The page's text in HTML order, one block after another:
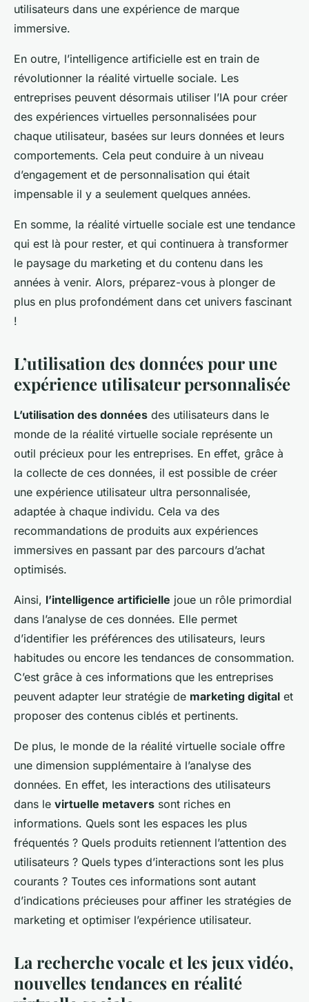
utilisateurs dans une expérience de marque
immersive.
En outre, l’intelligence artificielle est en train de
révolutionner la réalité virtuelle sociale. Les
entreprises peuvent désormais utiliser l’IA pour créer
des expériences virtuelles personnalisées pour
chaque utilisateur, basées sur leurs données et leurs
comportements. Cela peut conduire à un niveau
d’engagement et de personnalisation qui était
impensable il y a seulement quelques années.
En somme, la réalité virtuelle sociale est une tendance
qui est là pour rester, et qui continuera à transformer
le paysage du marketing et du contenu dans les
années à venir. Alors, préparez-vous à plonger de
plus en plus profondément dans cet univers fascinant
!
L’utilisation des données pour une
expérience utilisateur personnalisée
L’utilisation des données des utilisateurs dans le
monde de la réalité virtuelle sociale représente un
outil précieux pour les entreprises. En effet, grâce à
la collecte de ces données, il est possible de créer
une expérience utilisateur ultra personnalisée,
adaptée à chaque individu. Cela va des
recommandations de produits aux expériences
immersives en passant par des parcours d’achat
optimisés.
Ainsi, l’intelligence artificielle joue un rôle primordial
dans l’analyse de ces données. Elle permet
d’identifier les préférences des utilisateurs, leurs
habitudes ou encore les tendances de consommation.
C’est grâce à ces informations que les entreprises
peuvent adapter leur stratégie de marketing digital et
proposer des contenus ciblés et pertinents.
De plus, le monde de la réalité virtuelle sociale offre
une dimension supplémentaire à l’analyse des
données. En effet, les interactions des utilisateurs
dans le virtuelle metavers sont riches en
informations. Quels sont les espaces les plus
fréquentés ? Quels produits retiennent l’attention des
utilisateurs ? Quels types d’interactions sont les plus
courants ? Toutes ces informations sont autant
d’indications précieuses pour affiner les stratégies de
marketing et optimiser l’expérience utilisateur.
La recherche vocale et les jeux vidéo,
nouvelles tendances en réalité